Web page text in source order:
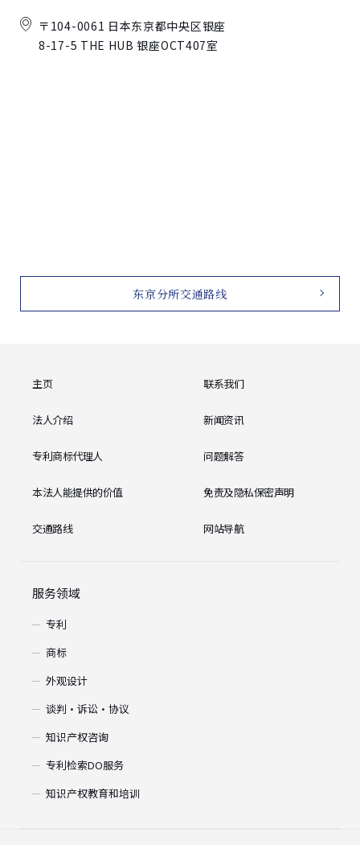
〒104-0061 日本东京都中央区银座
8-17-5 THE HUB 银座OCT407室
东京分所交通路线
主页 联系我们
法人介绍 新闻资讯
专利商标代理人 问题解答
本法人能提供的价值 免责及隐私保密声明
交通路线 网站导航
服务领域
专利
商标
外观设计
谈判・诉讼・协议
知识产权咨询
专利检索DO服务
知识产权教育和培训